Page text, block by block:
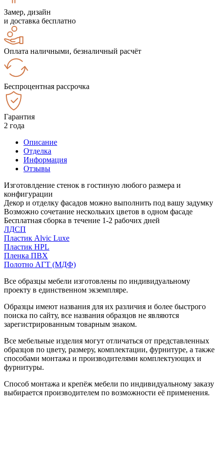
Замер, дизайн
и доставка бесплатно
Оплата наличными, безналичный расчёт
Беспроцентная рассрочка
Гарантия
2 года
Описание
Отделка
Информация
Отзывы
Изготовлдение стенок в гостиную любого размера и
конфигурации
Декор и отделку фасадов можно выполнить под вашу задумку
Возможно сочетание нескольких цветов в одном фасаде
Бесплатная сборка в течение 1-2 рабочих дней
ЛДСП
Пластик Alvic Luxe
Пластик HPL
Пленка ПВХ
Полотно АГТ (МДФ)
Все образцы мебели изготовлены по индивидуальному
проекту в единственном экземпляре.
Образцы имеют названия для их различия и более быстрого
поиска по сайту, все названия образцов не являются
зарегистрированным товарным знаком.
Все мебельные изделия могут отличаться от представленных
образцов по цвету, размеру, комплектации, фурнитуре, а также
способами монтажа и производителями комплектующих и
фурнитуры.
Способ монтажа и крепёж мебели по индивидуальному заказу
выбирается производителем по возможности её применения.